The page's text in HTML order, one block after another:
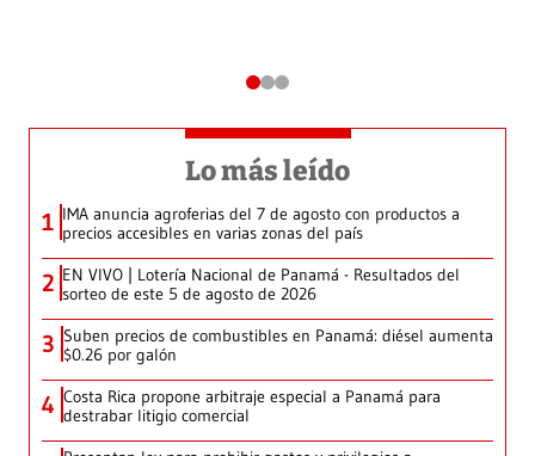
Lo más leído
1 IMA anuncia agroferias del 7 de agosto con productos a
precios accesibles en varias zonas del país
2 EN VIVO | Lotería Nacional de Panamá - Resultados del
sorteo de este 5 de agosto de 2026
3 Suben precios de combustibles en Panamá: diésel aumenta
$0.26 por galón
4 Costa Rica propone arbitraje especial a Panamá para
destrabar litigio comercial